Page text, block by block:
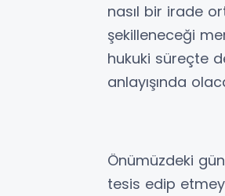
nasıl bir irade
şekilleneceği
hukuki süreçte
anlayışında
Önümüzdeki
tesis edip